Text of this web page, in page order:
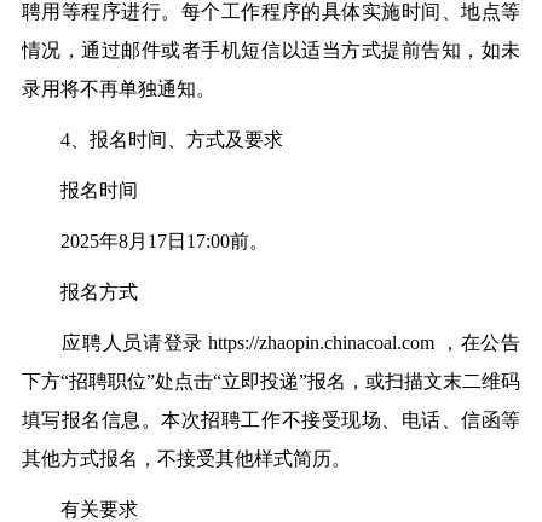
聘用等程序进行。每个工作程序的具体实施时间、地点等
情况，通过邮件或者手机短信以适当方式提前告知，如未
录用将不再单独通知。
4、报名时间、方式及要求
报名时间
2025年8月17日17:00前。
报名方式
应聘人员请登录 https://zhaopin.chinacoal.com ，在公告
下方“招聘职位”处点击“立即投递”报名，或扫描文末二维码
填写报名信息。本次招聘工作不接受现场、电话、信函等
其他方式报名，不接受其他样式简历。
有关要求